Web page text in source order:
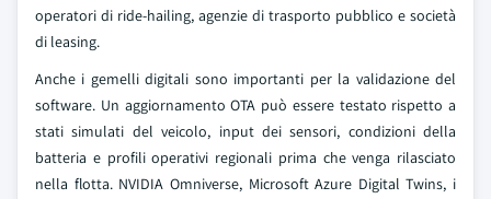
operatori di ride-hailing, agenzie di trasporto pubblico e società
di leasing.
Anche i gemelli digitali sono importanti per la validazione del
software. Un aggiornamento OTA può essere testato rispetto a
stati simulati del veicolo, input dei sensori, condizioni della
batteria e profili operativi regionali prima che venga rilasciato
nella flotta. NVIDIA Omniverse, Microsoft Azure Digital Twins, i